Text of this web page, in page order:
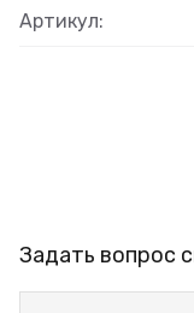
Артикул:
Задать вопрос